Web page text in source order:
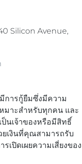
Silicon Avenue,
การกู้ยืมซึ่งมีความ
มาะสำหรับทุกคน และ
ป็นเจ้าของหรือมีสิทธิ์
เงินที่คุณสามารถรับ
เปิดเผยความเสี่ยงของ